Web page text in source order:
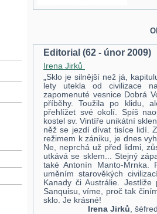
Editorial (62 - únor 2009)
Irena Jirků
„Sklo je silnější než já,
lety utekla od civilizace
zapomenuté vesnice Dobrá
příběhy. Toužila po klidu,
přehlížet své okolí. Spíš
kostel sv. Vintíře unikátní
něž se jezdí dívat tisíce lidí.
režimem k zániku, je dnes
Ne, neprchá už před lidmi,
utkává se sklem... Stejný
také Antonín Manto-Mrnka.
uměním starověkých
Kanady či Austrálie.
Sanquisu, víme, proč tak
sklo. Je krásné!
Irena Jirků,